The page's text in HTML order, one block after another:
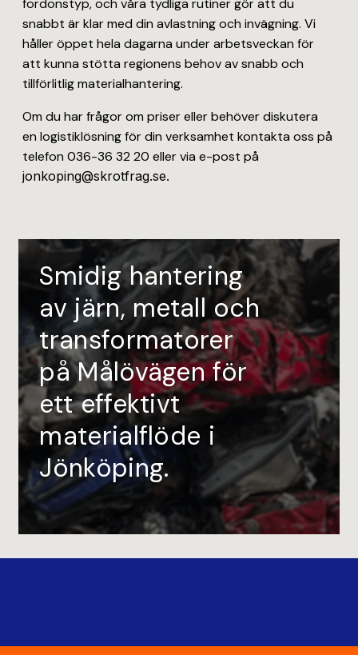
fordonstyp, och våra tydliga rutiner gör att du
snabbt är klar med din avlastning och invägning. Vi
håller öppet hela dagarna under arbetsveckan för
att kunna stötta regionens behov av snabb och
tillförlitlig materialhantering.
Om du har frågor om priser eller behöver diskutera
en logistiklösning för din verksamhet kontakta oss på
telefon 036-36 32 20 eller via e-post på
jonkoping@skrotfrag.se.
Smidig hantering
av järn, metall och
transformatorer
på Målövägen för
ett effektivt
materialflöde i
Jönköping.